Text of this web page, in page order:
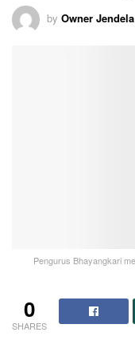
by Owner
Pengurus Bhayangkari
0
SHARES